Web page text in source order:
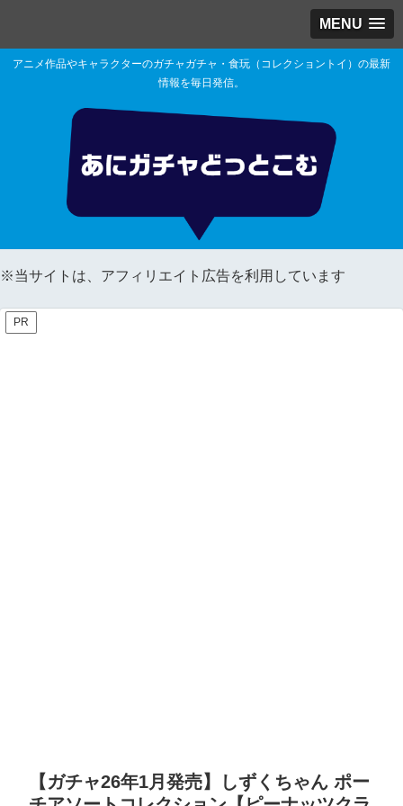
MENU
アニメ作品やキャラクターのガチャガチャ・食玩（コレクショントイ）の最新
情報を毎日発信。
※当サイトは、アフィリエイト広告を利用しています
PR
【ガチャ26年1月発売】しずくちゃん ポー